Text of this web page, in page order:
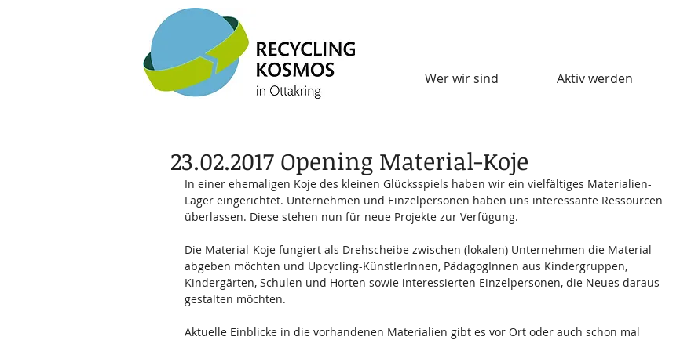
Wer wir sind Aktiv werden
23.02.2017 Opening Material-Koje
In einer ehemaligen Koje des kleinen Glücksspiels haben wir ein vielfältiges Materialien-
Lager eingerichtet. Unternehmen und Einzelpersonen haben uns interessante Ressourcen
überlassen. Diese stehen nun für neue Projekte zur Verfügung.
Die Material-Koje fungiert als Drehscheibe zwischen (lokalen) Unternehmen die Material
abgeben möchten und Upcycling-KünstlerInnen, PädagogInnen aus Kindergruppen,
Kindergärten, Schulen und Horten sowie interessierten Einzelpersonen, die Neues daraus
gestalten möchten.
Aktuelle Einblicke in die vorhandenen Materialien gibt es vor Ort oder auch schon mal